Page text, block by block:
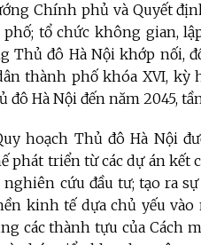
Chính phủ và Quyết
tổ chức không gian,
Thủ đô Hà Nội khớp nối,
thành phố khóa XVI, kỳ
đô Hà Nội đến năm 2045,
hoạch Thủ đô Hà Nội
phát triển từ các dự án kết
nghiên cứu đầu tư; tạo ra
kinh tế dựa chủ yếu
các thành tựu của Cách